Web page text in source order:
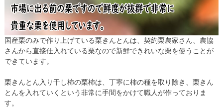
国産栗のみで作り上げている栗きんとんは、契約栗農家さん、農協
さんから直接仕入れている栗なので新鮮できれいな栗を使うことが
できています。
栗きんとん入り干し柿の栗柿は、丁寧に柿の種を取り除き、栗きん
とんを入れていくという非常に手間をかけて職人が作っておりま
す。